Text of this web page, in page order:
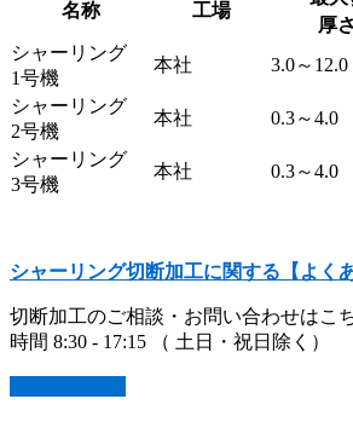
名称 工場
厚さ
シャーリング
1号機
本社 3.0～12.0
シャーリング
2号機
本社 0.3～4.0
シャーリング
3号機
本社 0.3～4.0
シャーリング切断加工に関する【よく
切断加工のご相談・お問い合わせはこ
時間 8:30 - 17:15 （ 土日・祝日除く）